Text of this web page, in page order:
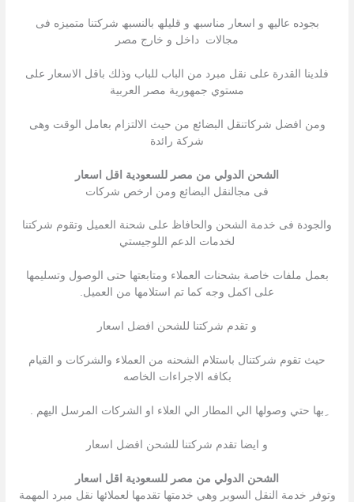
بجوده عالیھ و اسعار مناسبھ و قلیلھ بالنسبھ شركتنا متمیزه فى
مجالات داخل و خارج مصر
فلدينا القدرة على نقل مبرد من الباب للباب وذلك باقل الاسعار على
مستوي جمهورية مصر العربية
ومن افضل شركاتنقل البضائع من حيث الالتزام بعامل الوقت وهى
شركة رائدة
الشحن الدولي من مصر للسعودية اقل اسعار
فى مجالنقل البضائع ومن ارخص شركات
والجودة فى خدمة الشحن والحافاظ على شحنة العميل وتقوم شركتنا
لخدمات الدعم اللوجيستي
بعمل ملفات خاصة بشحنات العملاء ومتابعتها حتى الوصول وتسليمها
على اكمل وجه كما تم استلامها من العميل.
و تقدم شركتنا للشحن افضل اسعار
حيث تقوم شركتنال باستلام الشحنه من العملاء والشركات و القيام
بكافه الاجراءات الخاصه
ِبها حتي وصولها الي المطار الي العلاء او الشركات المرسل اليهم .
و ايضا تقدم شركتنا للشحن افضل اسعار
الشحن الدولي من مصر للسعودية اقل اسعار
وتوفر خدمة النقل السوبر وهي خدمتها تقدمها لعملائها نقل مبرد المهمة